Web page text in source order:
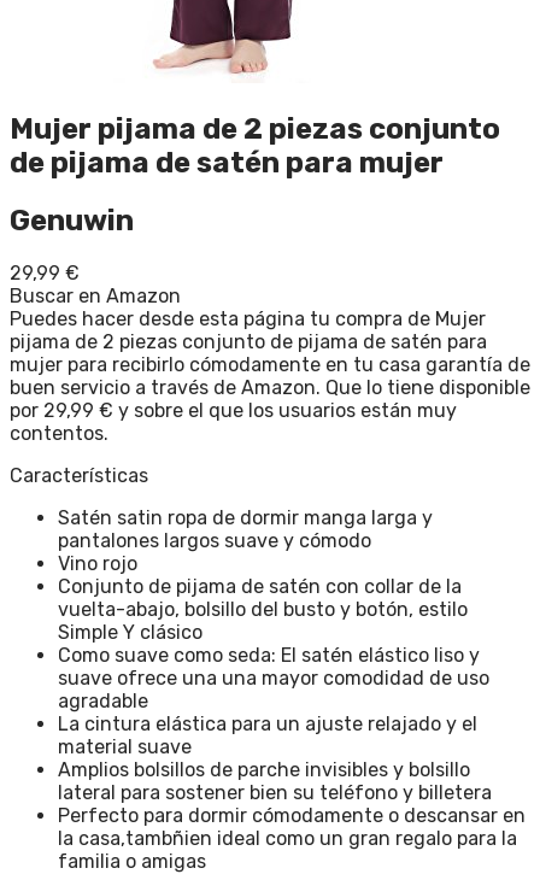
Mujer pijama de 2 piezas conjunto
de pijama de satén para mujer
Genuwin
29,99 €
Buscar en Amazon
Puedes hacer desde esta página tu compra de Mujer
pijama de 2 piezas conjunto de pijama de satén para
mujer para recibirlo cómodamente en tu casa garantía de
buen servicio a través de Amazon. Que lo tiene disponible
por 29,99 € y sobre el que los usuarios están muy
contentos.
Características
Satén satin ropa de dormir manga larga y
pantalones largos suave y cómodo
Vino rojo
Conjunto de pijama de satén con collar de la
vuelta-abajo, bolsillo del busto y botón, estilo
Simple Y clásico
Como suave como seda: El satén elástico liso y
suave ofrece una una mayor comodidad de uso
agradable
La cintura elástica para un ajuste relajado y el
material suave
Amplios bolsillos de parche invisibles y bolsillo
lateral para sostener bien su teléfono y billetera
Perfecto para dormir cómodamente o descansar en
la casa,tambñien ideal como un gran regalo para la
familia o amigas